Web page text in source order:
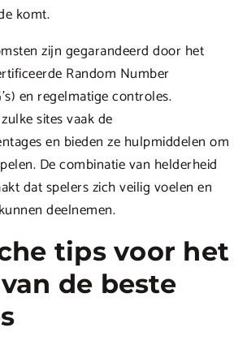
komt.
zijn gegarandeerd door het
Random Number
en regelmatige controles.
sites vaak de
en bieden ze hulpmiddelen om
De combinatie van helderheid
dat spelers zich veilig voelen en
deelnemen.
tips voor het
de beste